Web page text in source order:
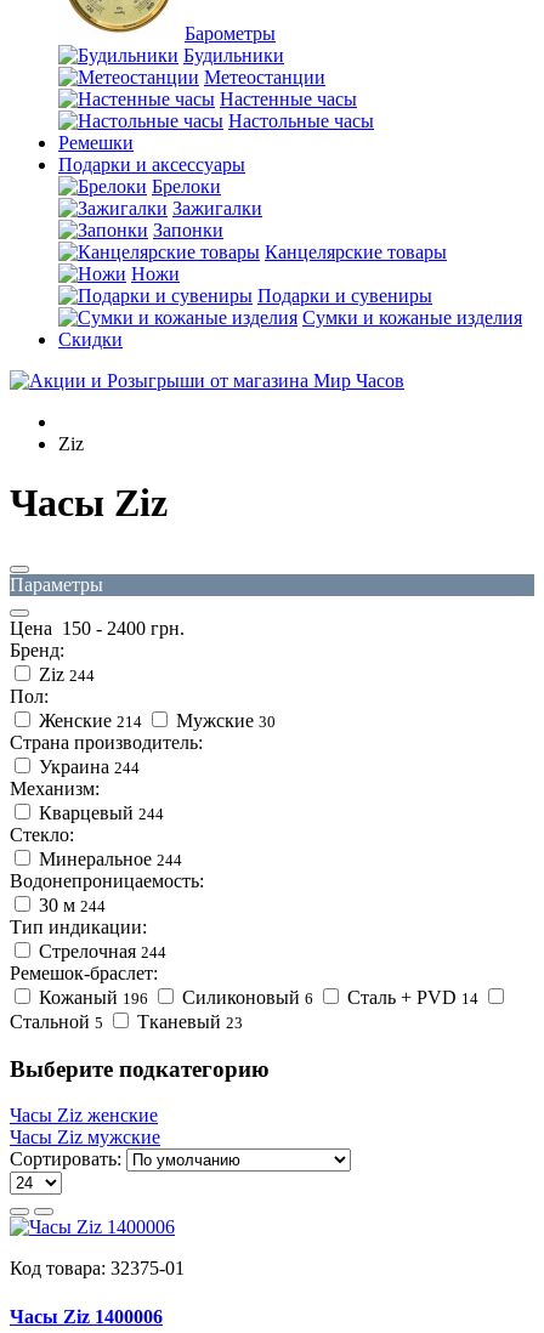
Барометры
Будильники
Метеостанции
Настенные часы
Настольные часы
Ремешки
Подарки и аксессуары
Брелоки
Зажигалки
Запонки
Канцелярские товары
Ножи
Подарки и сувениры
Сумки и кожаные изделия
Скидки
Ziz
Часы Ziz
Параметры
Цена 150 - 2400 грн.
Бренд:
Ziz 244
Пол:
Женские 214 Мужские 30
Страна производитель:
Украина 244
Механизм:
Кварцевый 244
Стекло:
Минеральное 244
Водонепроницаемость:
30 м 244
Тип индикации:
Стрелочная 244
Ремешок-браслет:
Кожаный 196 Силиконовый 6 Сталь + PVD 14
Стальной 5 Тканевый 23
Выберите подкатегорию
Часы Ziz женские
Часы Ziz мужские
Сортировать:
Код товара: 32375-01
Часы Ziz 1400006